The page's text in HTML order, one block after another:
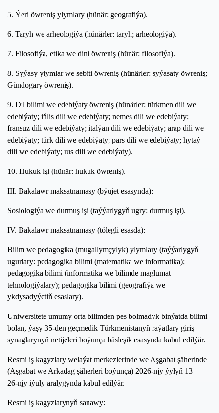
5. Ýeri öwreniş ylymlary (hünär: geografiýa).
6. Taryh we arheologiýa (hünärler: taryh; arheologiýa).
7. Filosofiýa, etika we dini öwreniş (hünär: filosofiýa).
8. Syýasy ylymlar we sebiti öwreniş (hünärler: syýasaty öwreniş;
Gündogary öwreniş).
9. Dil bilimi we edebiýaty öwreniş (hünärler: türkmen dili we
edebiýaty; iňlis dili we edebiýaty; nemes dili we edebiýaty;
fransuz dili we edebiýaty; italýan dili we edebiýaty; arap dili we
edebiýaty; türk dili we edebiýaty; pars dili we edebiýaty; hytaý
dili we edebiýaty; rus dili we edebiýaty).
10. Hukuk işi (hünär: hukuk öwreniş).
III. Bakalawr maksatnamasy (býujet esasynda):
Sosiologiýa we durmuş işi (taýýarlygyň ugry: durmuş işi).
IV. Bakalawr maksatnamasy (tölegli esasda):
Bilim we pedagogika (mugallymçylyk) ylymlary (taýýarlygyň
ugurlary: pedagogika bilimi (matematika we informatika);
pedagogika bilimi (informatika we bilimde maglumat
tehnologiýalary); pedagogika bilimi (geografiýa we
ykdysadyýetiň esaslary).
Uniwersitete umumy orta bilimden pes bolmadyk binýatda bilimi
bolan, ýaşy 35-den geçmedik Türkmenistanyň raýatlary giriş
synaglarynyň netijeleri boýunça bäsleşik esasynda kabul edilýär.
Resmi iş kagyzlary welaýat merkezlerinde we Aşgabat şäherinde
(Aşgabat we Arkadag şäherleri boýunça) 2026-njy ýylyň 13 —
26-njy iýuly aralygynda kabul edilýär.
Resmi iş kagyzlarynyň sanawy: